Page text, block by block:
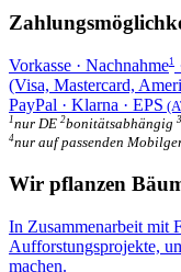
Vorkasse · Nachnahme1
(Visa, Mastercard,
PayPal · Klarna · EPS
1nur DE 2bonitätsabhängig 3
4nur auf passenden
Wir pflanzen
In Zusammenarbeit mit
Aufforstungsprojekte,
machen.